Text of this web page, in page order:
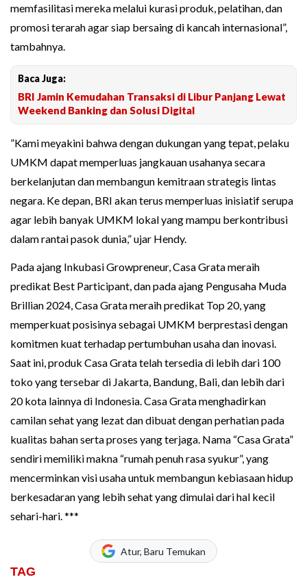
memfasilitasi mereka melalui kurasi produk, pelatihan, dan
promosi terarah agar siap bersaing di kancah internasional”,
tambahnya.
Baca Juga:
BRI Jamin Kemudahan Transaksi di Libur Panjang Lewat
Weekend Banking dan Solusi Digital
”Kami meyakini bahwa dengan dukungan yang tepat, pelaku
UMKM dapat memperluas jangkauan usahanya secara
berkelanjutan dan membangun kemitraan strategis lintas
negara. Ke depan, BRI akan terus memperluas inisiatif serupa
agar lebih banyak UMKM lokal yang mampu berkontribusi
dalam rantai pasok dunia,” ujar Hendy.
Pada ajang Inkubasi Growpreneur, Casa Grata meraih
predikat Best Participant, dan pada ajang Pengusaha Muda
Brillian 2024, Casa Grata meraih predikat Top 20, yang
memperkuat posisinya sebagai UMKM berprestasi dengan
komitmen kuat terhadap pertumbuhan usaha dan inovasi.
Saat ini, produk Casa Grata telah tersedia di lebih dari 100
toko yang tersebar di Jakarta, Bandung, Bali, dan lebih dari
20 kota lainnya di Indonesia. Casa Grata menghadirkan
camilan sehat yang lezat dan dibuat dengan perhatian pada
kualitas bahan serta proses yang terjaga. Nama “Casa Grata”
sendiri memiliki makna “rumah penuh rasa syukur”, yang
mencerminkan visi usaha untuk membangun kebiasaan hidup
berkesadaran yang lebih sehat yang dimulai dari hal kecil
sehari-hari. ***
Atur, Baru Temukan
TAG